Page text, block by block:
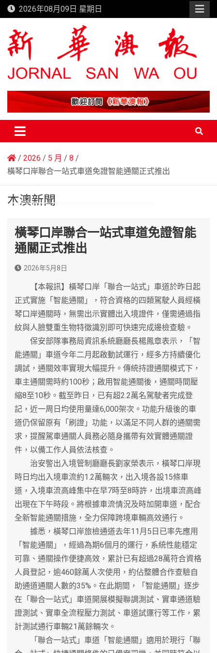
Skip
to
content
2026年08月09日 星期日
新華澳報
2026 5 月
8
橫琴口岸聯合一站式車道免證智能通關正式推出
本澳新聞
橫琴口岸聯合一站式車道免證智能
通關正式推出
2026年5月8日
【本報訊】橫琴口岸「聯合一站式」車道於昨日起
正式實施「智能通關」，符合資格的四類駕駛人員經橫
琴口岸通關時，無需出示實體出入境證件，僅需通過指
紋與人臉雙重生物特徵識別即可快速完成邊檢查驗。
保安部隊事務局資訊系統廳廳長楊鳳章表示，「智
能通關」車道今年二月起啟動試運行，經多方持續優化
調試，通關效率實現大幅提升。傳統持證通關模式下，
車主通關需時約100秒；啟用智能通關後，通關時間壓
縮8至10秒。截至昨日，已有超2.2萬名駕駛者完成登
記，近一周日均使用量達6,000架次。功能升級後的車
道仍保留原有「刷證」功能，以滿足不同人群的通關需
求，提醒駕車通關人員務必隨身攜帶有效實體通關證
件，以備工作人員依法核查。
治安警出入境管制廳廳長劉家榮表示，橫琴口岸現
時日均出入境車流約1.2萬輛次，出入境各設15條車
道，入境車流高峰集中在早7時至8時許，出境車流高峰
出現在下午時段。將根據車流情況及時加開車道，配合
全新智能通關措施，全力保障跨境車輛高效通行。
據悉，橫琴口岸旅檢通道去年11月5日已率先應用
「智能通關」，經過為期6個月的運行，系統性能穩定
可靠、通關操作便捷高效，累計已有超過28萬符合資格
人員登記，逾460餘萬人次使用，約佔整體合作查驗自
助通道通關人數的35%。在此期間，「智能通關」逐步
在「聯合一站式」車道開展模擬聯調測試、實車通道驗
證測試、實車全流程壓力測試、車道試運行等工作，累
計測試通行車輛21萬餘輛次。
「聯合一站式」車道「智能通關」適用於現行「聯